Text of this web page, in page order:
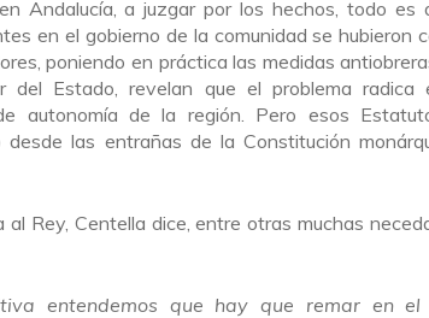
Andalucía, a juzgar por los hechos, todo es
en el gobierno de la comunidad se hubieron
poniendo en práctica las medidas
del Estado, revelan que el problema
autonomía de la región. Pero esos
desde las entrañas de la Constitución
al Rey, Centella dice, entre otras muchas
entendemos que hay que remar en